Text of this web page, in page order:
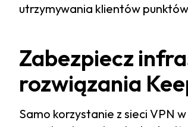
utrzymywania klientów
Zabezpiecz
rozwiązania
Samo korzystanie z sieci VPN